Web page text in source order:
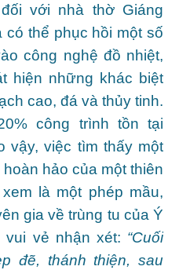
với nhà thờ Giáng
có thể phục hồi một số
công nghệ đồ nhiệt,
hiện những khác biệt
cao, đá và thủy tinh.
công trình tồn tại
vậy, việc tìm thấy một
hảo của một thiên
là một phép mầu,
gia về trùng tu của Ý
vui vẻ nhận xét: “Cuối
đẽ, thánh thiện, sau